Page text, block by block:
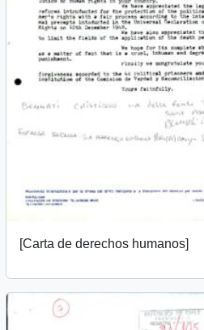
[Carta de derechos humanos]